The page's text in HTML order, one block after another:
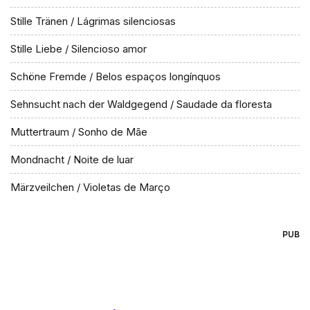
Stille Tränen / Lágrimas silenciosas
Stille Liebe / Silencioso amor
Schöne Fremde / Belos espaços longínquos
Sehnsucht nach der Waldgegend / Saudade da floresta
Muttertraum / Sonho de Mãe
Mondnacht / Noite de luar
Märzveilchen / Violetas de Março
PUB